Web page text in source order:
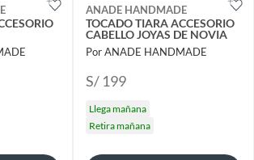
ANADE HANDMADE
TOCADO TIARA ACCESORIO
CABELLO JOYAS DE NOVIA
Por ANADE HANDMADE
S/ 199
Llega mañana
Retira mañana